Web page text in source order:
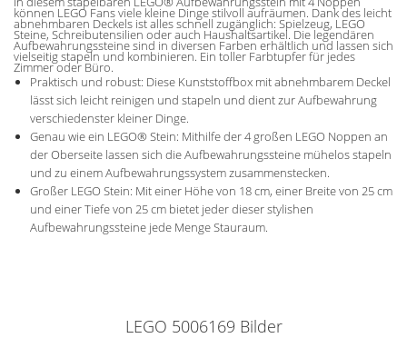
können LEGO Fans viele kleine Dinge stilvoll aufräumen. Dank des leicht
abnehmbaren Deckels ist alles schnell zugänglich: Spielzeug, LEGO
Steine, Schreibutensilien oder auch Haushaltsartikel. Die legendären
Aufbewahrungssteine sind in diversen Farben erhältlich und lassen sich
vielseitig stapeln und kombinieren. Ein toller Farbtupfer für jedes
Zimmer oder Büro.
Praktisch und robust: Diese Kunststoffbox mit abnehmbarem Deckel
lässt sich leicht reinigen und stapeln und dient zur Aufbewahrung
verschiedenster kleiner Dinge.
Genau wie ein LEGO® Stein: Mithilfe der 4 großen LEGO Noppen an
der Oberseite lassen sich die Aufbewahrungssteine mühelos stapeln
und zu einem Aufbewahrungssystem zusammenstecken.
Großer LEGO Stein: Mit einer Höhe von 18 cm, einer Breite von 25 cm
und einer Tiefe von 25 cm bietet jeder dieser stylishen
Aufbewahrungssteine jede Menge Stauraum.
LEGO 5006169 Bilder